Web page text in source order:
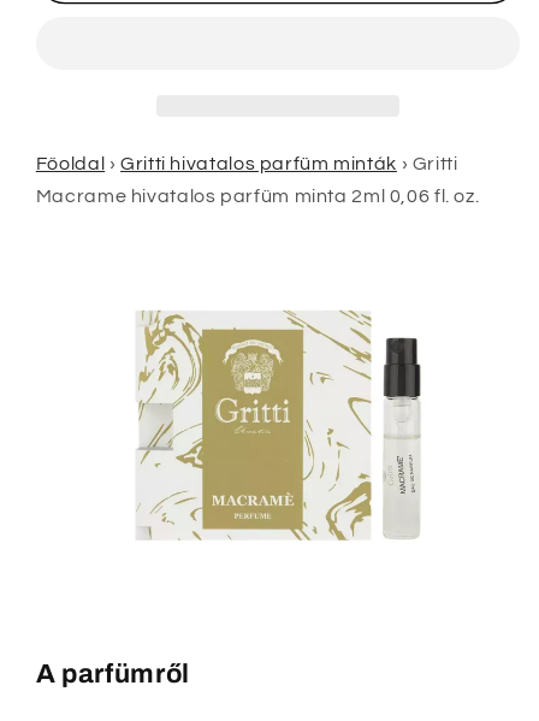
Főoldal ›Gritti hivatalos parfüm minták › Gritti
Macrame hivatalos parfüm minta 2ml 0,06 fl. oz.
A parfümről